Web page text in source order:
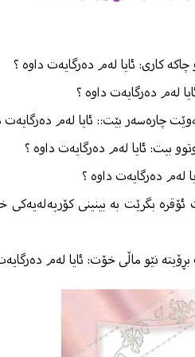
كاری: ئایا لەم دەرگایەت داوە ؟
لەم دەرگایەت داوە ؟
چارەسەر بێت:: ئایا لەم دەرگایەت
بیت: ئایا لەم دەرگایەت داوە ؟
لەم دەرگایەت داوە ؟
بگرێت بە بینینی كۆرپەلەیەكی
نێو ماڵی خۆت: ئایا لەم